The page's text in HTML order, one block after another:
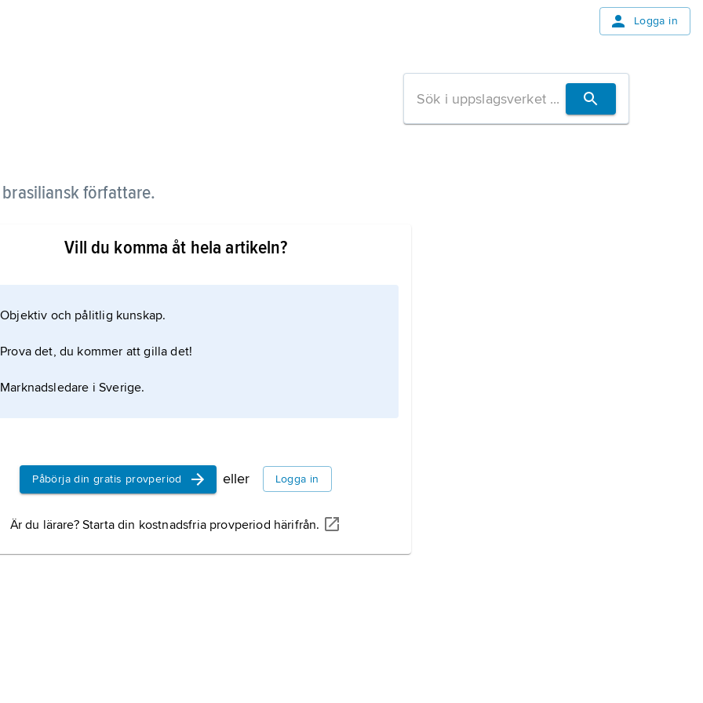
Logga in
författare.
religiöst präglade studier i Spanien 1981–86 gav
fick han med romanen
på 40 språk i
Vill du komma åt hela artikeln?
Objektiv och pålitlig kunskap.
Prova det, du kommer att gilla det!
Marknadsledare i Sverige.
Påbörja din gratis provperiod eller Logga in
Är du lärare? Starta din kostnadsfria provperiod härifrån.